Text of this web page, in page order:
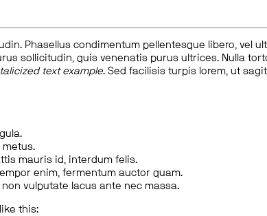
Phasellus condimentum pellentesque libero, vel
sollicitudin, quis venenatis purus ultrices. Nulla
text example. Sed facilisis turpis lorem, ut
metus.
mauris id, interdum felis.
enim, fermentum auctor quam.
vulputate lacus ante nec massa.
this: